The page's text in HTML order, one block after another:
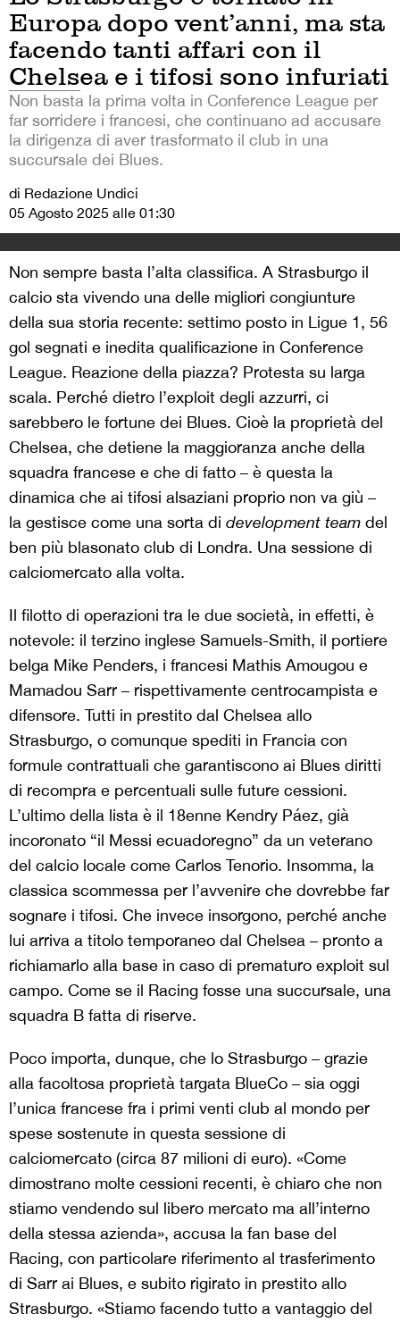
Europa dopo vent’anni, ma sta
facendo tanti affari con il
Chelsea e i tifosi sono infuriati
Non basta la prima volta in Conference League per
far sorridere i francesi, che continuano ad accusare
la dirigenza di aver trasformato il club in una
succursale dei Blues.
di Redazione Undici
05 Agosto 2025 alle 01:30
Non sempre basta l’alta classifica. A Strasburgo il
calcio sta vivendo una delle migliori congiunture
della sua storia recente: settimo posto in Ligue 1, 56
gol segnati e inedita qualificazione in Conference
League. Reazione della piazza? Protesta su larga
scala. Perché dietro l’exploit degli azzurri, ci
sarebbero le fortune dei Blues. Cioè la proprietà del
Chelsea, che detiene la maggioranza anche della
squadra francese e che di fatto – è questa la
dinamica che ai tifosi alsaziani proprio non va giù –
la gestisce come una sorta di development team del
ben più blasonato club di Londra. Una sessione di
calciomercato alla volta.
Il filotto di operazioni tra le due società, in effetti, è
notevole: il terzino inglese Samuels-Smith, il portiere
belga Mike Penders, i francesi Mathis Amougou e
Mamadou Sarr – rispettivamente centrocampista e
difensore. Tutti in prestito dal Chelsea allo
Strasburgo, o comunque spediti in Francia con
formule contrattuali che garantiscono ai Blues diritti
di recompra e percentuali sulle future cessioni.
L’ultimo della lista è il 18enne Kendry Páez, già
incoronato “il Messi ecuadoregno” da un veterano
del calcio locale come Carlos Tenorio. Insomma, la
classica scommessa per l’avvenire che dovrebbe far
sognare i tifosi. Che invece insorgono, perché anche
lui arriva a titolo temporaneo dal Chelsea – pronto a
richiamarlo alla base in caso di prematuro exploit sul
campo. Come se il Racing fosse una succursale, una
squadra B fatta di riserve.
Poco importa, dunque, che lo Strasburgo – grazie
alla facoltosa proprietà targata BlueCo – sia oggi
l’unica francese fra i primi venti club al mondo per
spese sostenute in questa sessione di
calciomercato (circa 87 milioni di euro). «Come
dimostrano molte cessioni recenti, è chiaro che non
stiamo vendendo sul libero mercato ma all’interno
della stessa azienda», accusa la fan base del
Racing, con particolare riferimento al trasferimento
di Sarr ai Blues, e subito rigirato in prestito allo
Strasburgo. «Stiamo facendo tutto a vantaggio del